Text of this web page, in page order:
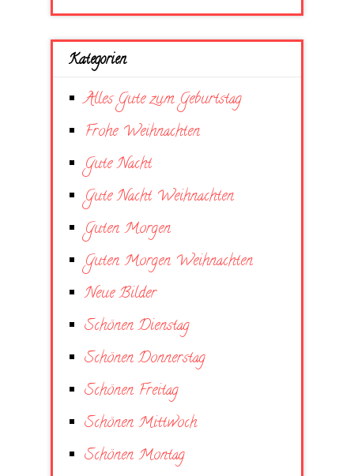
Kategorien
Alles Gute zum Geburtstag
Frohe Weihnachten
Gute Nacht
Gute Nacht Weihnachten
Guten Morgen
Guten Morgen Weihnachten
Neue Bilder
Schönen Dienstag
Schönen Donnerstag
Schönen Freitag
Schönen Mittwoch
Schönen Montag